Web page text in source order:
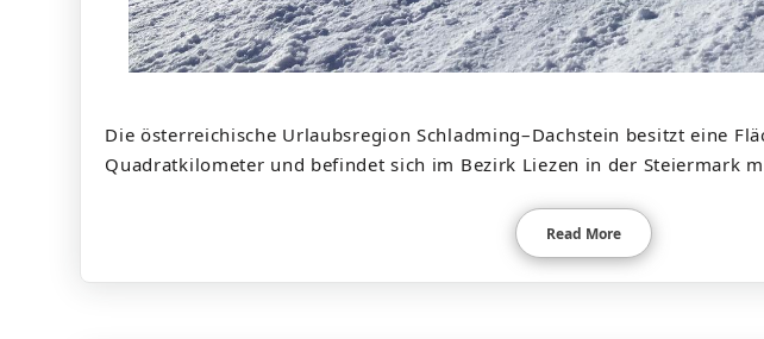
Die österreichische Urlaubsregion Schladming–Dachstein besitzt eine
Quadratkilometer und befindet sich im Bezirk Liezen in der Steiermark
Read More